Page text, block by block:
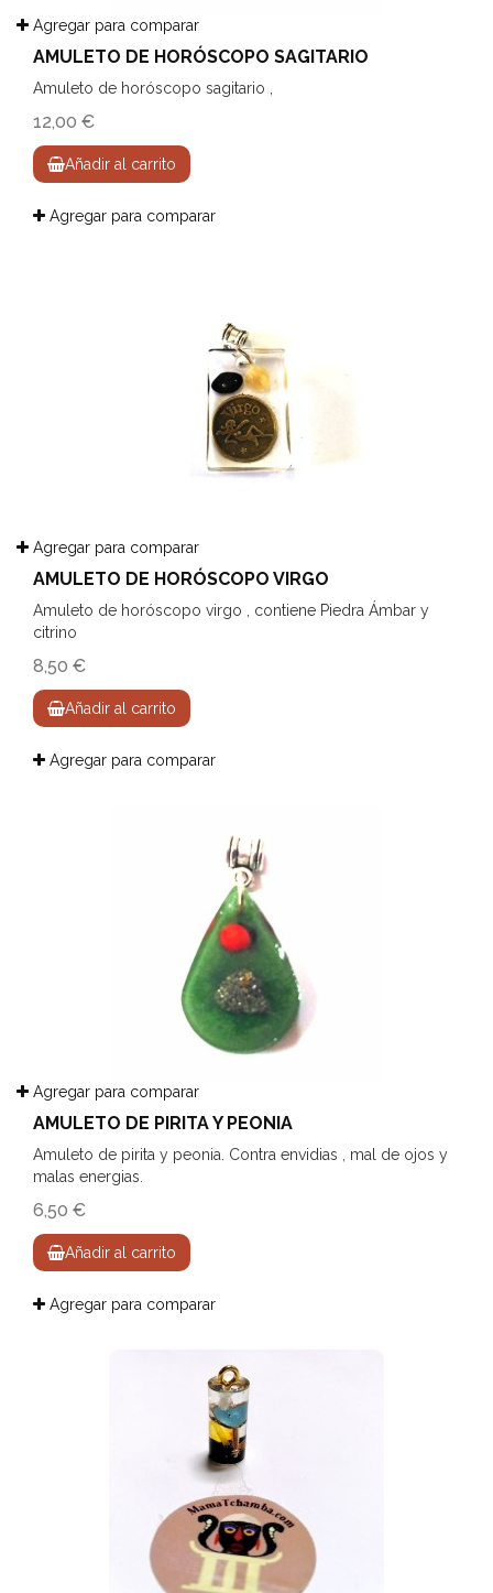
Agregar para comparar
AMULETO DE HORÓSCOPO SAGITARIO
Amuleto de horóscopo sagitario ,
12,00 €
Añadir al carrito
Agregar para comparar
Agregar para comparar
AMULETO DE HORÓSCOPO VIRGO
Amuleto de horóscopo virgo , contiene Piedra Ámbar y
citrino
8,50 €
Añadir al carrito
Agregar para comparar
Agregar para comparar
AMULETO DE PIRITA Y PEONIA
Amuleto de pirita y peonia. Contra envidias , mal de ojos y
malas energias.
6,50 €
Añadir al carrito
Agregar para comparar